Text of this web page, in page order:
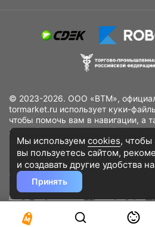
© 2023-2026. ООО «ВТМ»,
tormarket.ru использует куки-
чтобы помочь вам в навигации, а
лучший пользовательский опыт,
использование наших продуктов и
качество рекламных и
Вы не хотите, чтобы Ваши
обрабатывались, пожалуйста,
в своём браузере.
конфиденциальности
Разработано DST Global
Мы используем cookies, чтобы
вы пользуетесь сайтом,
и создавать другие удобства
Принять